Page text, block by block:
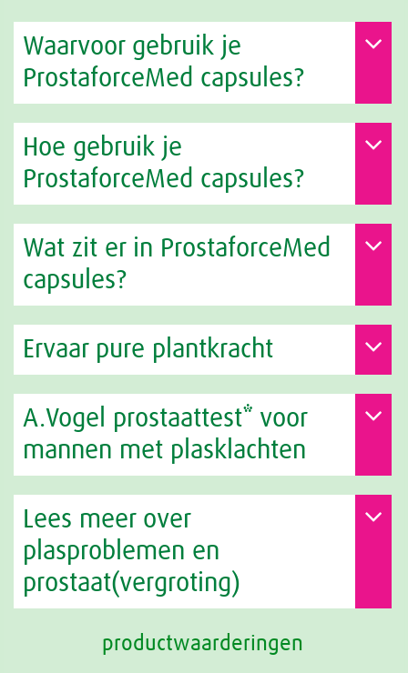
Waarvoor gebruik je
ProstaforceMed capsules?
Hoe gebruik je
ProstaforceMed capsules?
Wat zit er in ProstaforceMed
capsules?
Ervaar pure plantkracht
A.Vogel prostaattest* voor
mannen met plasklachten
Lees meer over
plasproblemen en
prostaat(vergroting)
productwaarderingen